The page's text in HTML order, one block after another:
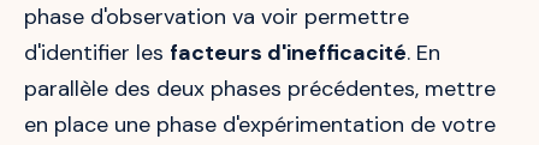
phase d'observation va voir permettre
d'identifier les facteurs d'inefficacité. En
parallèle des deux phases précédentes, mettre
en place une phase d'expérimentation de votre